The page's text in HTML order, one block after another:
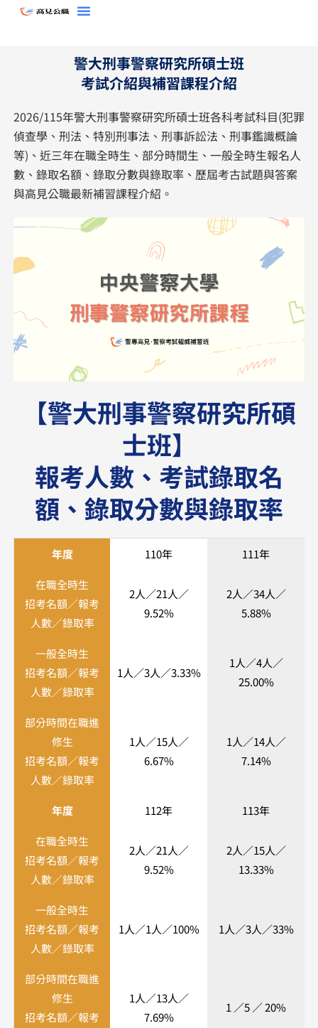
警大刑事警察研究所碩士班
考試介紹與補習課程介紹
2026/115年警大刑事警察研究所碩士班各科考試科目(犯罪
偵查學、刑法、特別刑事法、刑事訴訟法、刑事鑑識概論
等)、近三年在職全時生、部分時間生、一般全時生報名人
數、錄取名額、錄取分數與錄取率、歷屆考古試題與答案
與高見公職最新補習課程介紹。
【警大刑事警察研究所碩
士班】
報考人數、考試錄取名
額、錄取分數與錄取率
年度 110年 111年
在職全時生
招考名額／報考
人數／錄取率
2人／21人／
9.52%
2人／34人／
5.88%
一般全時生
招考名額／報考
人數／錄取率
1人／3人／3.33%
1人／4人／
25.00%
部分時間在職進
修生
招考名額／報考
人數／錄取率
1人／15人／
6.67%
1人／14人／
7.14%
年度 112年 113年
在職全時生
招考名額／報考
人數／錄取率
2人／21人／
9.52%
2人／15人／
13.33%
一般全時生
招考名額／報考
人數／錄取率
1人／1人／100% 1人／3人／33%
部分時間在職進
修生
招考名額／報考
1人／13人／
7.69%
​1 ／5 ／ 20%